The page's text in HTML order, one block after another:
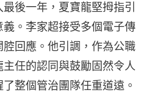
後一年，夏寶龍堅拇指引
。李家超接受多個電子傳
回應。他引調，作為公職
任的認同與鼓勵固然令人
整個管治團隊任重道遠。